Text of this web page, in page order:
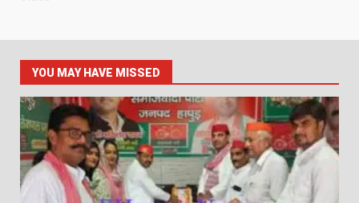
YOU MAY HAVE MISSED